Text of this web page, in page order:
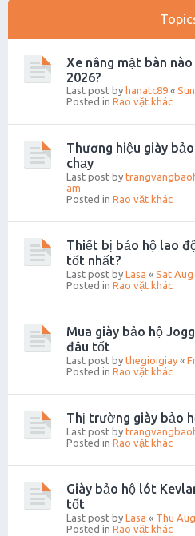
Xe nâng mặt bàn
2026?
Last post by hanatc89 «
Posted in Rao vặt khác
Thương hiệu giày
chạy
Last post by
am
Posted in Rao vặt khác
Thiết bị bảo hộ lao
tốt nhất?
Last post by Lasa « Sat Aug
Posted in Rao vặt khác
Mua giày bảo hộ
đâu tốt
Last post by thegioigiay «
Posted in Rao vặt khác
Thị trường giày bảo
Last post by
Posted in Rao vặt khác
Giày bảo hộ lót
tốt
Last post by Lasa « Thu
Posted in Rao vặt khác